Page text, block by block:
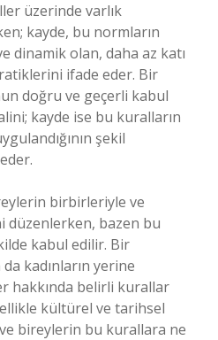
üzerinde varlık
kayde, bu normların
dinamik olan, daha az katı
ifade eder. Bir
doğru ve geçerli kabul
kayde ise bu kuralların
şekil
birbirleriyle ve
bazen bu
kabul edilir. Bir
kadınların yerine
hakkında belirli kurallar
kültürel ve tarihsel
bireylerin bu kurallara ne